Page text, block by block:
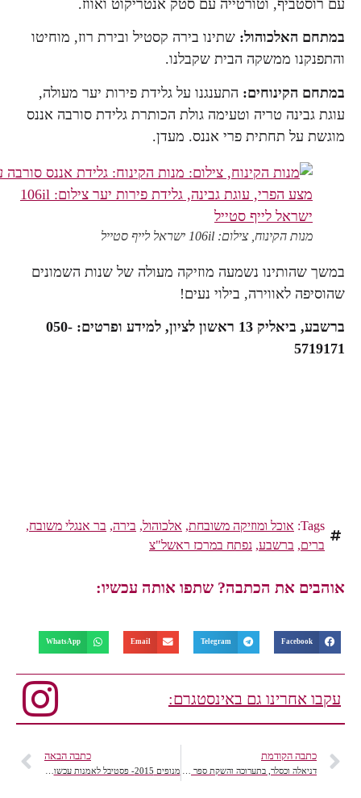
עם רוסטביף, וטורטייה עם סטק אנטריקוט ואווז.
במתחם האלכוהול:שתינו בירה קסטיל ובירת רוז, מוחיטו
והתפנקנו ממשקה הבית שקבלנו.
במתחם הקינוחים:התענגנו על גלידת פירות יער מעולה,
עוגת גבינה טריה וטעימה גולת הכותרת גלידת סורבה אננס
מוגשת על תחתית פרי אננס. מעדן.
מנות הקינוח, צילום: 106il ישראל לייף סטייל
במשך שהותינו נשמעה מוזיקה מעולה של שנות השמונים
שהוסיפה לאווירה, בילוי נעים!
ברשבע, ביאליק 13 ראשון לציון, למידע ופרטים: 050-
5719171
Tags: אוכל ומוזיקה משובחת,אלכוהול,בירה,בר אנגלי משובח,
ברים,ברשבע,נפתח במרכז ראשל"צ
אוהבים את הכתבה? שתפו אותה עכשיו:
Facebook
Telegram
Email
WhatsApp
עקבו אחרינו גם באינסטגרם:
כתבה הקודמת
דניאלה וכסלר, בתערוכה והשקת ספר בירושלים, 106il אמנות
כתבה הבאה
מנופים 2015- פסטיבל לאמנות עכשווית